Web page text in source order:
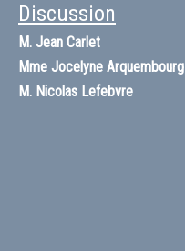
Discussion
M. Jean Carlet
Mme Jocelyne Arquembourg
M. Nicolas Lefebvre